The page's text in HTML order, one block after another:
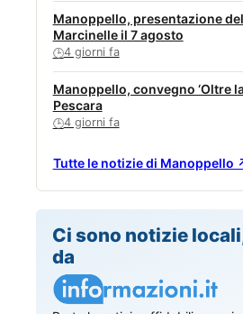
Manoppello, presentazione
Marcinelle il 7 agosto
🕒4 giorni fa
Manoppello, convegno ‘Oltre
Pescara
🕒4 giorni fa
Tutte le notizie di Manoppello
Ci sono notizie
da